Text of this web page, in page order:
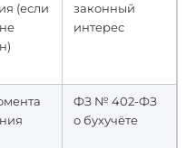
(если
законный
интерес
ФЗ № 402-ФЗ
о бухучёте